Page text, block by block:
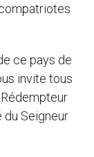
ce pays de
invite tous
du Seigneur